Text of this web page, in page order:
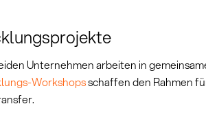
Unternehmen arbeiten in
Workshopsschaffen den Rahmen